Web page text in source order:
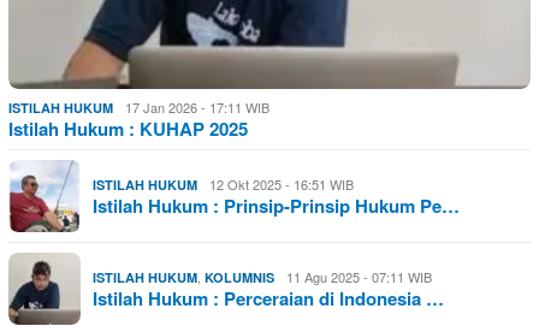
ISTILAH HUKUM 17 Jan 2026 - 17:11 WIB
Istilah Hukum : KUHAP 2025
ISTILAH HUKUM 12 Okt 2025 - 16:51 WIB
Istilah Hukum : Prinsip-Prinsip Hukum Pe…
ISTILAH HUKUM KOLUMNIS 11 Agu 2025 - 07:11 WIB
Istilah Hukum : Perceraian di Indonesia …